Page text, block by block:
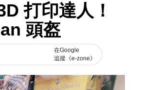
打印達人！
頭盔
在Google
追蹤《e-zone》